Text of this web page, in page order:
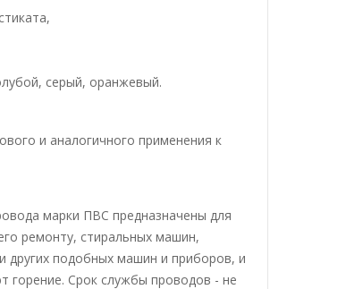
серый, оранжевый.
и аналогичного применения к
марки ПВС предназначены для
ремонту, стиральных машин,
других подобных машин и приборов, и
горение. Срок службы проводов - не